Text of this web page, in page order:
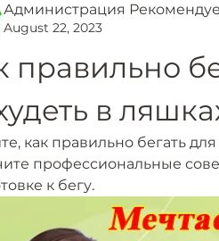
Администрация
August 22, 2023
правильно
в
как правильно бегать
профессиональные
к бегу.